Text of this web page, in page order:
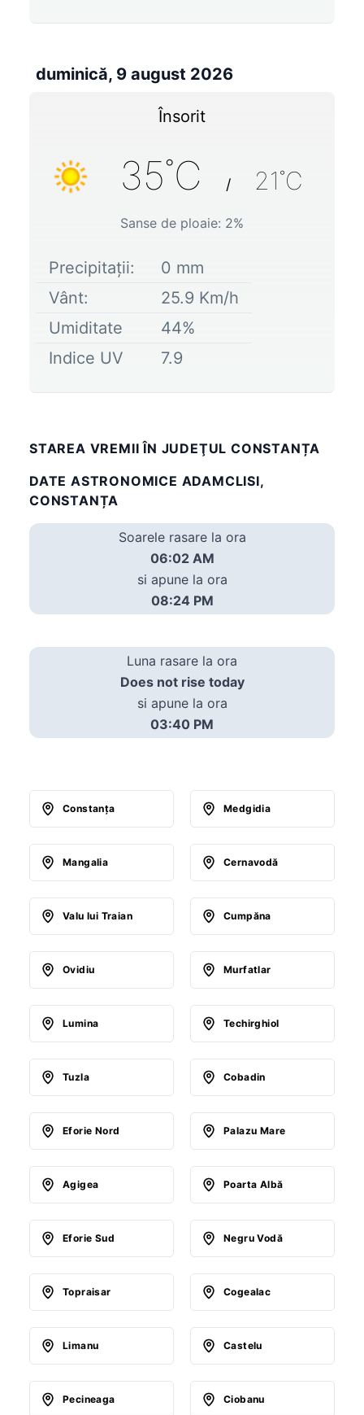
duminică, 9 august 2026
Însorit
35˚C / 21˚C
Sanse de ploaie: 2%
Precipitații: 0 mm
Vânt:
25.9 Km/h
Umiditate
44%
Indice UV
7.9
STAREA VREMII ÎN JUDEŢUL CONSTANȚA
DATE ASTRONOMICE ADAMCLISI,
CONSTANȚA
Soarele rasare la ora
06:02 AM
si apune la ora
08:24 PM
Luna rasare la ora
Does not rise today
si apune la ora
03:40 PM
Constanţa Medgidia
Mangalia Cernavodă
Valu lui Traian Cumpăna
Ovidiu Murfatlar
Lumina Techirghiol
Tuzla Cobadin
Eforie Nord Palazu Mare
Agigea Poarta Albă
Eforie Sud Negru Vodă
Topraisar Cogealac
Limanu Castelu
Pecineaga Ciobanu